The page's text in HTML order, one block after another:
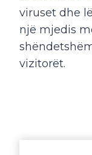
viruset dhe
një mjedis
vizitorët.